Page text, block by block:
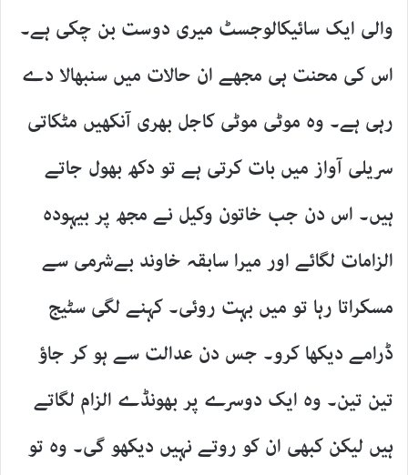
والی ایک سائیکالوجسٹ میری دوست بن چکی ہے۔
اس کی محنت ہی مجھے ان حالات میں سنبھالا دے
رہی ہے۔ وہ موٹی موٹی کاجل بھری آنکھیں مٹکاتی
سریلی آواز میں بات کرتی ہے تو دکھ بھول جاتے
ہیں۔ اس دن جب خاتون وکیل نے مجھ پر بیہودہ
الزامات لگائے اور میرا سابقہ خاوند بےشرمی سے
مسکراتا رہا تو میں بہت روئی۔ کہنے لگی سٹیج
ڈرامے دیکھا کرو۔ جس دن عدالت سے ہو کر جاؤ
تین تین۔ وہ ایک دوسرے پر بھونڈے الزام لگاتے
ہیں لیکن کبھی ان کو روتے نہیں دیکھو گی۔ وہ تو